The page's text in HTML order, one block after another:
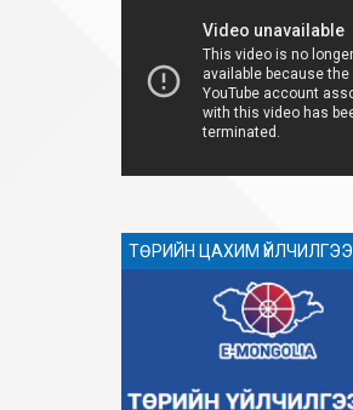
ТӨРИЙН ЦАХИМ ҮЙЛЧИЛГЭЭ